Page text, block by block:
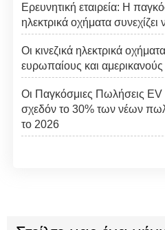
Ερευνητική εταιρεία: Η
ηλεκτρικά οχήματα συνεχίζει
Οι κινεζικά ηλεκτρικά
ευρωπαίους και αμερικανούς
Οι Παγκόσμιες Πωλήσεις EV
σχεδόν το 30% των νέων
το 2026